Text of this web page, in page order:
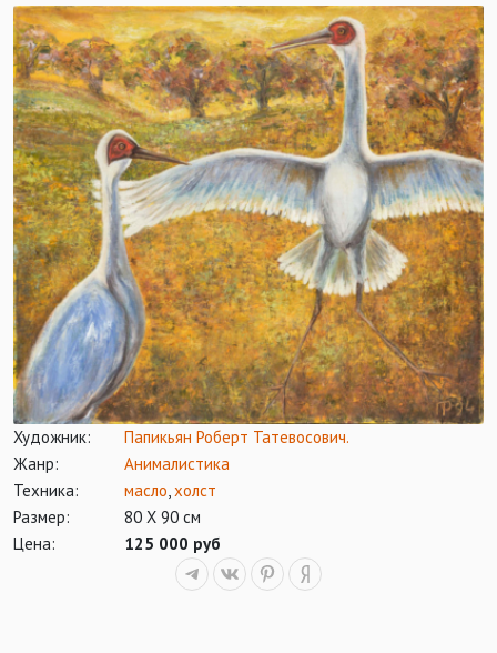
Художник:
Папикьян Роберт Татевосович.
Жанр:
Анималистика
Техника:
масло,холст
Размер:
80 Х 90 см
Цена:
125 000 руб